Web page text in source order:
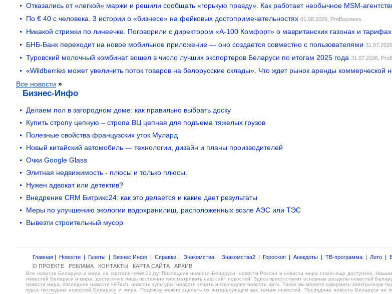
Отказались от «легкой» маржи и решили сообщать «горькую правду». Как работает необычное MSM-
По € 40 с человека. 3 истории о «бизнесе» на фейковых достопримечательностях 01.08.2026, ProBusiness
Никакой стрижки по линеечке. Поговорили с директором «А-100 Комфорт» о мавританских газонах и
БНБ-Банк переходит на новое мобильное приложение — оно создается совместно с пользователями 31.07.2026,
Туровский молочный комбинат вошел в число лучших экспортеров Беларуси по итогам 2025 года 31.07.2026,
«Wildberries может увеличить поток товаров на белорусские склады». Что ждет рынок аренды коммерческой
Все новости »
Бизнес-Инфо
Делаем пол в загородном доме: как правильно выбрать доску
Купить стропу цепную – стропа ВЦ цепная для подъема тяжелых грузов
Полезные свойства французских уток Мулард
Новый китайский автомобиль — технологии, дизайн и планы производителей
Очки Google Glass
Элитная недвижимость - плюсы и только плюсы.
Нужен адвокат или детектив?
Внедрение CRM Битрикс24: как это делается и какие дает результаты
Меры по улучшению экологии водохранилищ, расположенных возле АЭС или ТЭС
Вывезти строительный мусор
Главная | Новости | Газеты | Бизнес Инфо | Справки | Знакомства | Знакомства2 | Гороскоп | Анекдоты | ТВ-программа | Лото |
О ПРОЕКТЕ
РЕКЛАМА КОНТАКТЫ КАРТА САЙТА АРХИВ
Все новости Беларуси и мира на портале news.21.by. Последние новости Беларуси, новости России и новости мира стали еще доступнее.
новостей Беларуси и мира, достаточно лишь постоянно просматривать наш сайт новостей. Здесь присутствуют основные разделы новостей
новости мира, последние новости Hi-Tech, новости культуры, новости спорта и последние новости авто. Также вы можете оформить электронную
курсе последних новостей Беларуси и мира. Подписку можно сделать по интересующим вас темам новостей. Последние новости Беларуси на